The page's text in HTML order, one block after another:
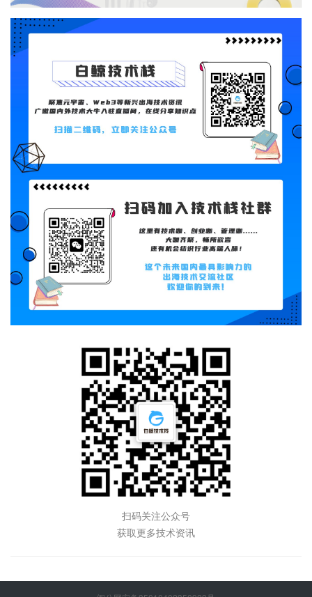
扫码关注公众号
获取更多技术资讯